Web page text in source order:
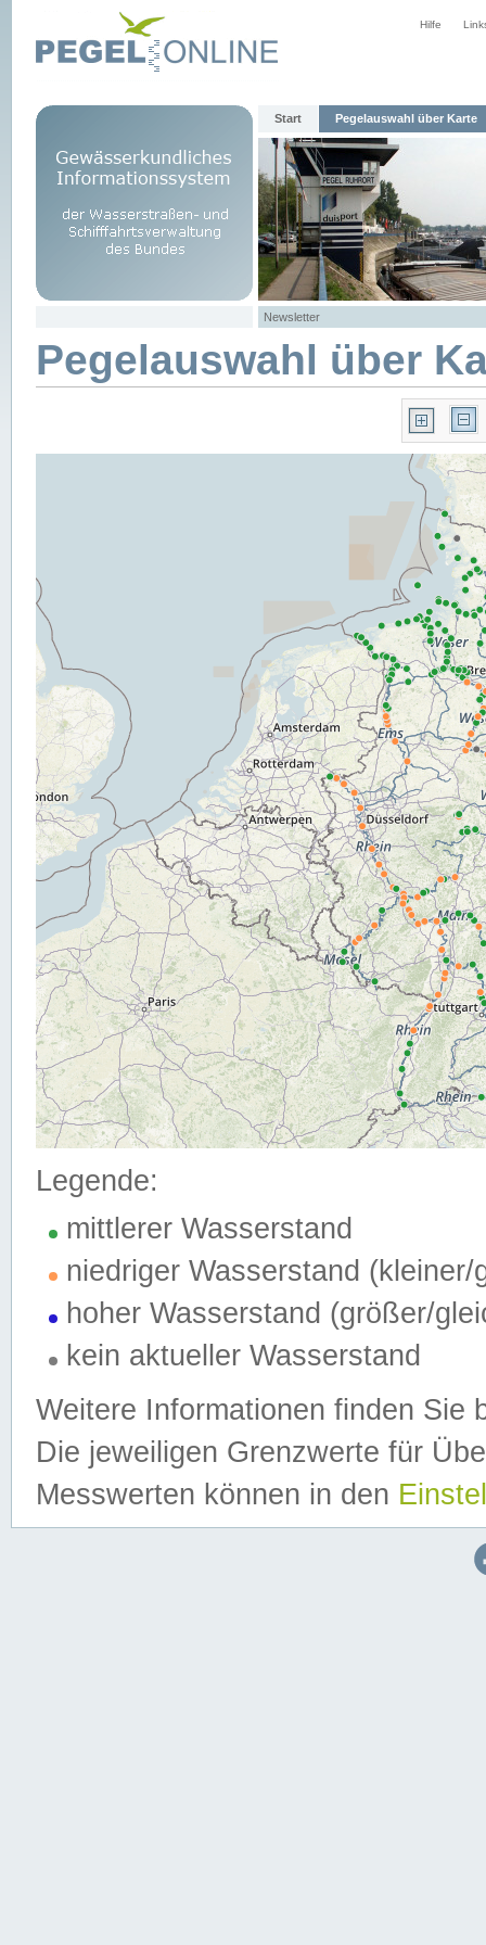
Hilfe
Start Pegelauswahl über Karte
Newsletter
Pegelauswahl über
Legende:
mittlerer Wasserstand
niedriger Wasserstand (kleiner/
hoher Wasserstand (größer/
kein aktueller Wasserstand
Weitere Informationen finden Sie
Die jeweiligen Grenzwerte für
Messwerten können in den